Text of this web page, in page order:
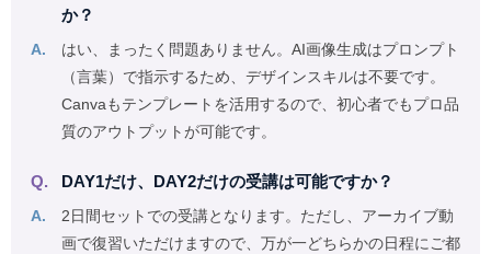
か？
はい、まったく問題ありません。AI画像生成はプロンプト
（言葉）で指示するため、デザインスキルは不要です。
Canvaもテンプレートを活用するので、初心者でもプロ品
質のアウトプットが可能です。
DAY1だけ、DAY2だけの受講は可能ですか？
2日間セットでの受講となります。ただし、アーカイブ動
画で復習いただけますので、万が一どちらかの日程にご都